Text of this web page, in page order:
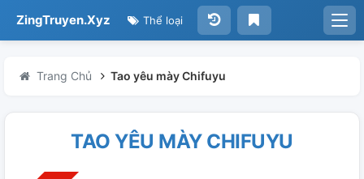
ZingTruyen.Xyz Thể loại
Trang Chủ Tao yêu mày Chifuyu
TAO YÊU MÀY CHIFUYU